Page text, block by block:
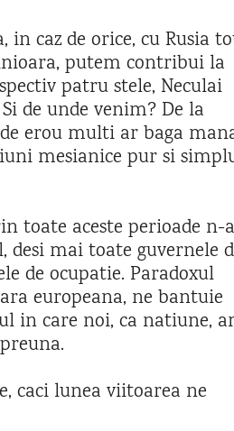
in caz de orice, cu Rusia
putem contribui la
patru stele, Neculai
de unde venim? De la
erou multi ar baga
mesianice pur si
toate aceste perioade n-
mai toate guvernele
de ocupatie. Paradoxul
europeana, ne bantuie
in care noi, ca natiune,
caci lunea viitoarea ne